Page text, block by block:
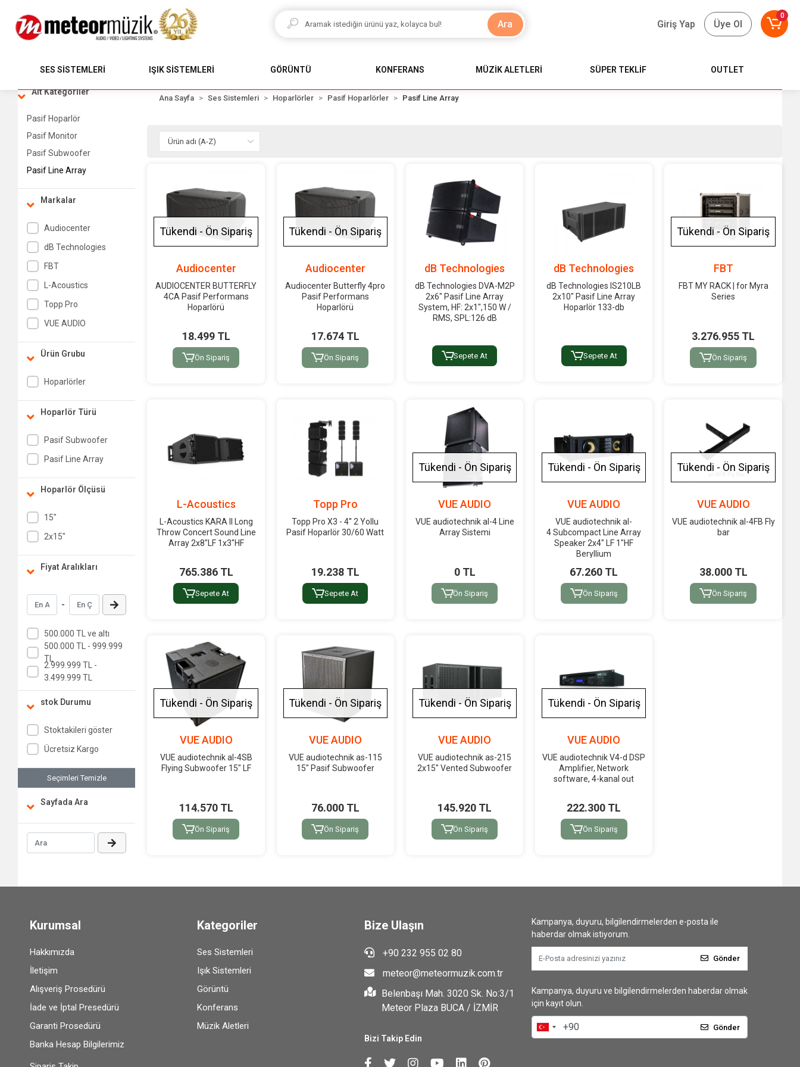
Ara Giriş Yap Üye Ol
0
SES SİSTEMLERİ IŞIK SİSTEMLERİ GÖRÜNTÜ KONFERANS MÜZİK ALETLERİ SÜPER TEKLİF OUTLET
Alt Kategoriler
Pasif Hoparlör
Pasif Monitor
Pasif Subwoofer
Pasif Line Array
Markalar
Audiocenter
dB Technologies
FBT
L-Acoustics
Topp Pro
VUE AUDIO
Ürün Grubu
Hoparlörler
Hoparlör Türü
Pasif Subwoofer
Pasif Line Array
Hoparlör Ölçüsü
15"
2x15"
Fiyat Aralıkları
-
500.000 TL ve altı
500.000 TL - 999.999
TL
2.999.999 TL -
3.499.999 TL
stok Durumu
Stoktakileri göster
Ücretsiz Kargo
Seçimleri Temizle
Sayfada Ara
Ana Sayfa Ses Sistemleri Hoparlörler Pasif Hoparlörler Pasif Line Array
Tükendi - Ön Sipariş
Audiocenter
AUDIOCENTER BUTTERFLY
4CA Pasif Performans
Hoparlörü
18.499 TL
Ön Sipariş
Tükendi - Ön Sipariş
Audiocenter
Audiocenter Butterfly 4pro
Pasif Performans
Hoparlörü
17.674 TL
Ön Sipariş
dB Technologies
dB Technologies DVA-M2P
2x6" Pasif Line Array
System, HF: 2x1",150 W /
RMS, SPL:126 dB
Sepete At
dB Technologies
dB Technologies IS210LB
2x10" Pasif Line Array
Hoparlör 133-db
Sepete At
Tükendi - Ön Sipariş
FBT
FBT MY RACK | for Myra
Series
3.276.955 TL
Ön Sipariş
L-Acoustics
L-Acoustics KARA II Long
Throw Concert Sound Line
Array 2x8"LF 1x3"HF
765.386 TL
Sepete At
Topp Pro
Topp Pro X3 - 4'' 2 Yollu
Pasif Hoparlör 30/60 Watt
19.238 TL
Sepete At
Tükendi - Ön Sipariş
VUE AUDIO
VUE audiotechnik al-4 Line
Array Sistemi
0 TL
Ön Sipariş
Tükendi - Ön Sipariş
VUE AUDIO
VUE audiotechnik al-
4 Subcompact Line Array
Speaker 2x4" LF 1"HF
Beryllium
67.260 TL
Ön Sipariş
Tükendi - Ön Sipariş
VUE AUDIO
VUE audiotechnik al-4FB Fly
bar
38.000 TL
Ön Sipariş
Tükendi - Ön Sipariş
VUE AUDIO
VUE audiotechnik al-4SB
Flying Subwoofer 15" LF
114.570 TL
Ön Sipariş
Tükendi - Ön Sipariş
VUE AUDIO
VUE audiotechnik as-115
15" Pasif Subwoofer
76.000 TL
Ön Sipariş
Tükendi - Ön Sipariş
VUE AUDIO
VUE audiotechnik as-215
2x15" Vented Subwoofer
145.920 TL
Ön Sipariş
Tükendi - Ön Sipariş
VUE AUDIO
VUE audiotechnik V4-d DSP
Amplifier, Network
software, 4-kanal out
222.300 TL
Ön Sipariş
Kurumsal
Hakkımızda
İletişim
Alışveriş Prosedürü
İade ve İptal Presedürü
Garanti Prosedürü
Banka Hesap Bilgilerimiz
Kategoriler
Ses Sistemleri
Işık Sistemleri
Görüntü
Konferans
Müzik Aletleri
Bize Ulaşın
+90 232 955 02 80
meteor@meteormuzik.com.tr
Belenbaşı Mah. 3020 Sk. No:3/1
Meteor Plaza BUCA / İZMİR
Bizi Takip Edin
Kampanya, duyuru, bilgilendirmelerden e-posta ile
haberdar olmak istiyorum.
Gönder
Kampanya, duyuru ve bilgilendirmelerden haberdar olmak
için kayıt olun.
Gönder